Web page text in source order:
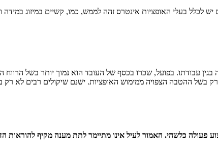
בעלי האופציות אינטרס זהה לממש, כמו, קשיים במיזוג במידה
עבודתו. בפועל, שכרו בכסף של העובד הוא נמוך יותר בשל הרווח
בשל ההטבה הצפויה ממימוש האופציות. ישנם שיקולים רבים לא רק
פעולה כלשהי. האמור לעיל אינו מתיימר לתת מענה מקיף להוראות